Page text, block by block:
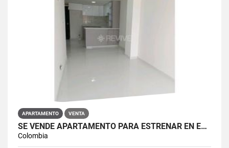
APARTAMENTO VENTA
SE VENDE APARTAMENTO PARA ESTRENAR EN EL BARRIO RESTREPO
Colombia